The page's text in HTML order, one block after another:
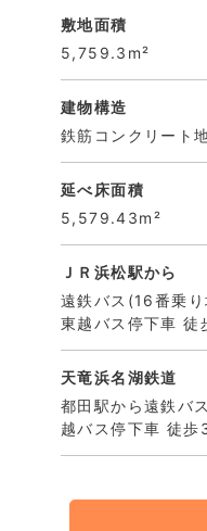
敷地面積
5,759.3m²
建物構造
鉄筋コンクリート
延べ床面積
5,579.43m²
ＪＲ浜松駅から
遠鉄バス(16番乗
東越バス停下車 徒
天竜浜名湖鉄道
都田駅から遠鉄
越バス停下車 徒歩